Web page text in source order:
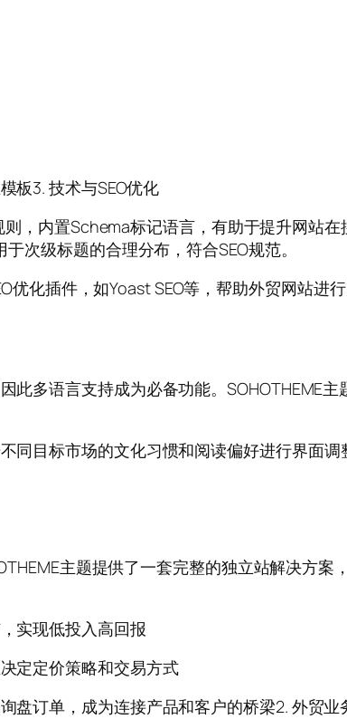
板3. 技术与SEO优化
，内置Schema标记语言，有助于提升网站
次级标题的合理分布，符合SEO规范。
优化插件，如Yoast SEO等，帮助外贸网站
此多语言支持成为必备功能。SOHOTHEME
同目标市场的文化习惯和阅读偏好进行界面调
主题提供了一套完整的独立站解决方
实现低投入高回报
定定价策略和交易方式
盘订单，成为连接产品和客户的桥梁2. 外贸业